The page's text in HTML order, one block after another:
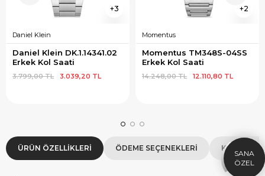
3
Daniel Klein
Daniel Klein DK.1.14341.02
Erkek Kol Saati
3.039,20 TL
3.799,00 TL
2
Momentus
Momentus TM348S-04SS
Erkek Kol Saati
12.110,80 TL
14.248,00 TL
ÜRÜN ÖZELLIKLERI ÖDEME SEÇENEKLERI KOLAY
HEDIYE
ÇEKI
1.000 TL Hediye Çeki
HEDIYE1000